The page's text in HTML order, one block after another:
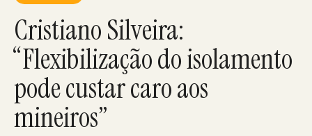
Cristiano Silveira:
“Flexibilização do isolamento
pode custar caro aos
mineiros”